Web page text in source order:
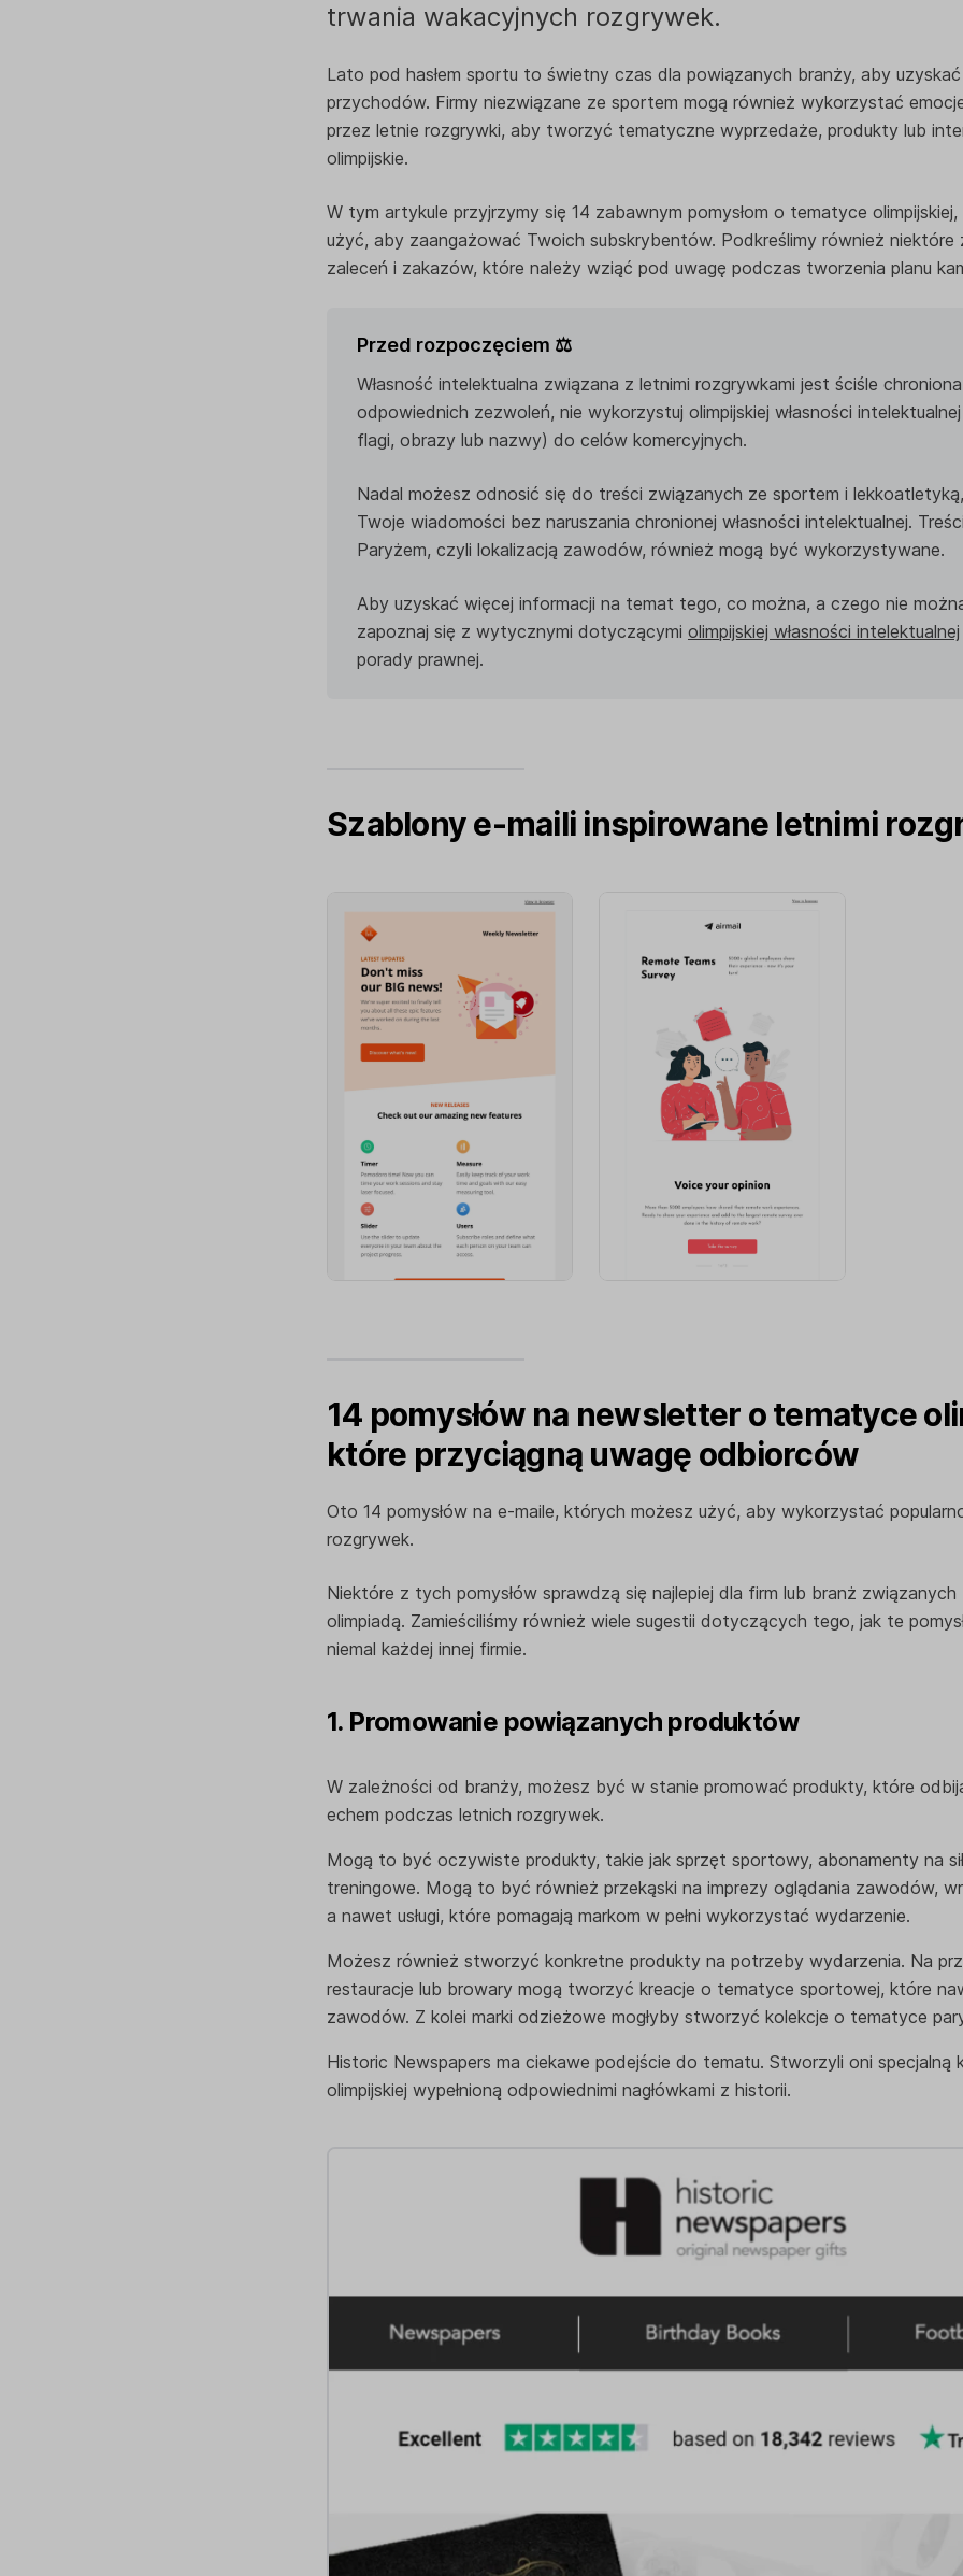
trwania wakacyjnych rozgrywek.
Lato pod hasłem sportu to świetny czas dla powiązanych branży, aby
przychodów. Firmy niezwiązane ze sportem mogą również wykorzystać
przez letnie rozgrywki, aby tworzyć tematyczne wyprzedaże, produkty lub
olimpijskie.
W tym artykule przyjrzymy się 14 zabawnym pomysłom o tematyce
użyć, aby zaangażować Twoich subskrybentów. Podkreślimy również
zaleceń i zakazów, które należy wziąć pod uwagę podczas tworzenia planu
Przed rozpoczęciem ⚖️
Własność intelektualna związana z letnimi rozgrywkami jest ściśle
odpowiednich zezwoleń, nie wykorzystuj olimpijskiej własności
flagi, obrazy lub nazwy) do celów komercyjnych.
Nadal możesz odnosić się do treści związanych ze sportem i
Twoje wiadomości bez naruszania chronionej własności intelektualnej.
Paryżem, czyli lokalizacją zawodów, również mogą być wykorzystywane.
Aby uzyskać więcej informacji na temat tego, co można, a czego nie
zapoznaj się z wytycznymi dotyczącymi olimpijskiej własności intelektualnej
porady prawnej.
Szablony e-maili inspirowane letnimi
14 pomysłów na newsletter o tematyce
które przyciągną uwagę odbiorców
Oto 14 pomysłów na e-maile, których możesz użyć, aby wykorzystać
rozgrywek.
Niektóre z tych pomysłów sprawdzą się najlepiej dla firm lub branż
olimpiadą. Zamieściliśmy również wiele sugestii dotyczących tego, jak te
niemal każdej innej firmie.
1. Promowanie powiązanych produktów
W zależności od branży, możesz być w stanie promować produkty, które
echem podczas letnich rozgrywek.
Mogą to być oczywiste produkty, takie jak sprzęt sportowy, abonamenty na
treningowe. Mogą to być również przekąski na imprezy oglądania zawodów,
a nawet usługi, które pomagają markom w pełni wykorzystać wydarzenie.
Możesz również stworzyć konkretne produkty na potrzeby wydarzenia. Na
restauracje lub browary mogą tworzyć kreacje o tematyce sportowej, które
zawodów. Z kolei marki odzieżowe mogłyby stworzyć kolekcje o tematyce
Historic Newspapers ma ciekawe podejście do tematu. Stworzyli oni specjalną
olimpijskiej wypełnioną odpowiednimi nagłówkami z historii.